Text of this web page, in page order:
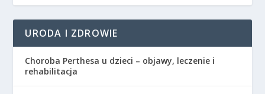
URODA I ZDROWIE
Choroba Perthesa u dzieci – objawy, leczenie i
rehabilitacja